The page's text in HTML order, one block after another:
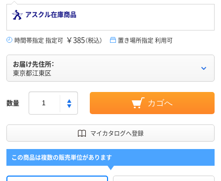
アスクル在庫商品
時間帯指定 指定可 ￥385（税込） 置き場所指定 利用可
お届け先住所：
東京都江東区
数量 カゴへ
マイカタログへ登録
この商品は複数の販売単位があります